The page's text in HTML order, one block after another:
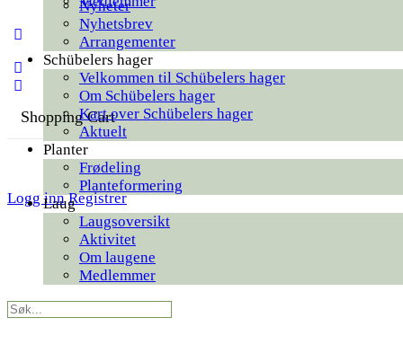
options
Shopping Cart
Logg inn Registrer
Nyheter
Nyhetsbrev
Arrangementer
Schübelers hager
Velkommen til Schübelers hager
Om Schübelers hager
Kart over Schübelers hager
Aktuelt
Planter
Frødeling
Planteformering
Laug
Laugsoversikt
Aktivitet
Om laugene
Medlemmer
Search